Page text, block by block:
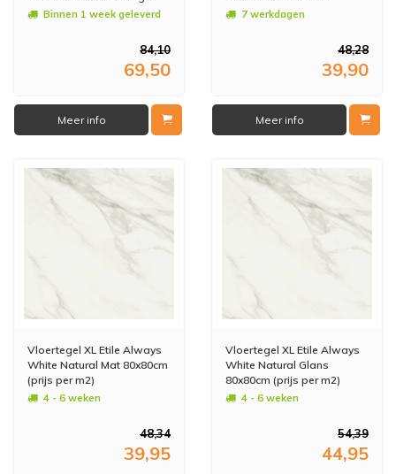
(prijs per m2)
Binnen 1 week geleverd
84,10
69,50
Meer info
(doosinhoud 1.92m2)
7 werkdagen
48,28
39,90
Meer info
Vloertegel XL Etile Always
White Natural Mat 80x80cm
(prijs per m2)
4 - 6 weken
48,34
39,95
Vloertegel XL Etile Always
White Natural Glans
80x80cm (prijs per m2)
4 - 6 weken
54,39
44,95